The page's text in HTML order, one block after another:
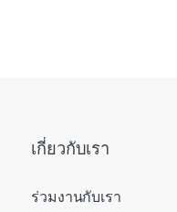
เกี่ยวกับเรา
ร่วมงานกับเรา